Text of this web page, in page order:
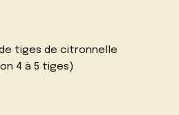
tiges de citronnelle
4 à 5 tiges)